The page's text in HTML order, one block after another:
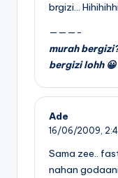
brgizi…
———-
murah
bergizi lohh 😀
Ade
16/06/2009,
Sama zee..
nahan